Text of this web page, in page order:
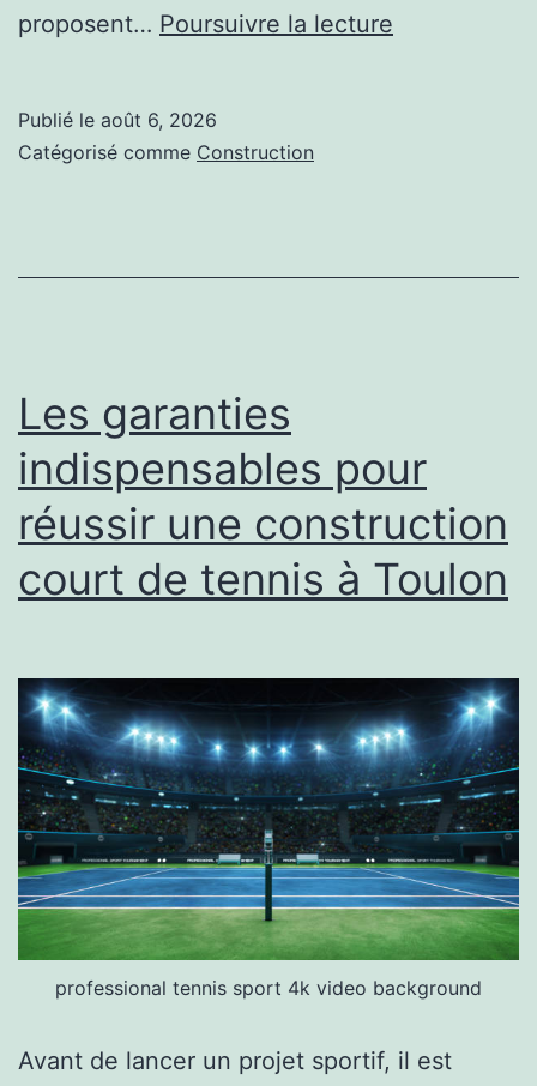
proposent… Poursuivre la lecture
à
Toulon
?
Publié le août 6, 2026
Catégorisé comme Construction
Les garanties
indispensables pour
réussir une construction
court de tennis à Toulon
professional tennis sport 4k video background
Avant de lancer un projet sportif, il est